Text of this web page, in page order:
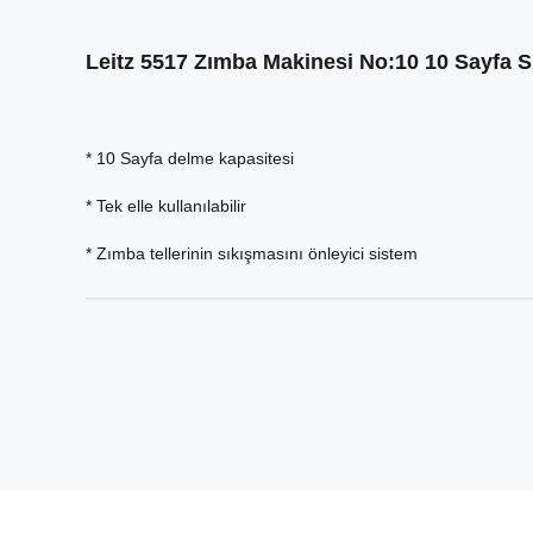
Leitz 5517 Zımba Makinesi No:10 10 Sayfa
* 10 Sayfa delme kapasitesi
* Tek elle kullanılabilir
* Zımba tellerinin sıkışmasını önleyici sistem